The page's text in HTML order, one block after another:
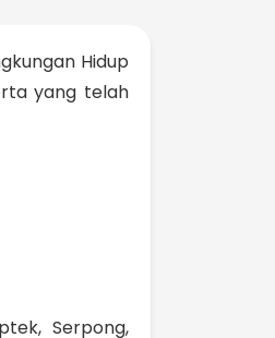
Hidup
yang telah
Serpong,